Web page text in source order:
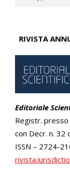
RIVISTA
Editoriale
Registr. presso
con Decr. n. 32
ISSN – 2724-